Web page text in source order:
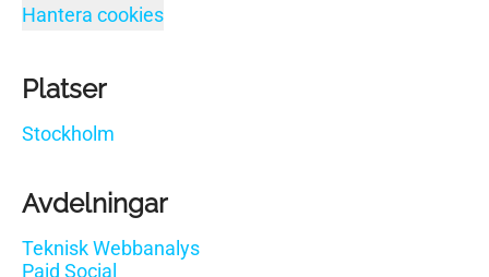
Hantera cookies
Platser
Stockholm
Avdelningar
Teknisk Webbanalys
Paid Social